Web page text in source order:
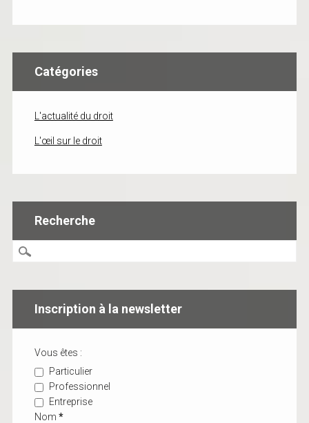
Catégories
L'actualité du droit
L'œil sur le droit
Recherche
Inscription à la newsletter
Vous êtes :
Particulier
Professionnel
Entreprise
Nom *